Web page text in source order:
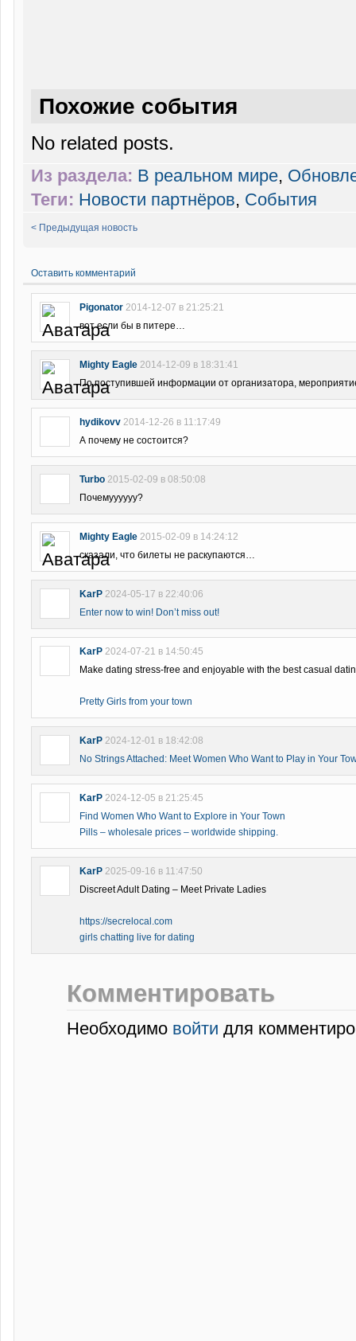
Похожие события
No related posts.
Из раздела: В реальном мире,
Теги: Новости партнёров, События
< Предыдущая новость
Оставить комментарий
Pigonator 2014-12-07 в 21:25:21
вот если бы в питере…
Mighty Eagle 2014-12-09 в 18:31:41
По поступившей информации от организатора,
hydikovv 2014-12-26 в 11:17:49
А почему не состоится?
Turbo 2015-02-09 в 08:50:08
Почемуууууу?
Mighty Eagle 2015-02-09 в 14:24:12
сказали, что билеты не раскупаются…
KarP 2024-05-17 в 22:40:06
Enter now to win! Don’t miss out!
KarP 2024-07-21 в 14:50:45
Make dating stress-free and enjoyable with the best casual
Pretty Girls from your town
KarP 2024-12-01 в 18:42:08
No Strings Attached: Meet Women Who Want to Play in Your
KarP 2024-12-05 в 21:25:45
Find Women Who Want to Explore in Your Town
Pills – wholesale prices – worldwide shipping.
KarP 2025-09-16 в 11:47:50
Discreet Adult Dating – Meet Private Ladies
https://secrelocal.com
girls chatting live for dating
Комментировать
Необходимо войти для